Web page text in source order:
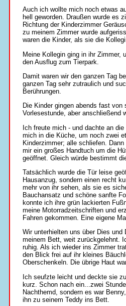
Auch ich wollte mich noch etwas
hell geworden. Draußen wurde es
Richtung der Kinderzimmer
zu meinem Zimmer wurde
waren die Kinder, als sie die
Meine Kollegin ging in ihr Zimmer,
den Ausflug zum Tierpark.
Damit waren wir den ganzen Tag
ganzen Tag sehr zutraulich und
Berührungen.
Die Kinder gingen abends fast
Vorlesestunde, aber anschließend
Ich freute mich - und dachte an
mich in die Küche, um noch zwei
Kinderzimmer; alle schliefen.
mir ein großes Handtuch um die
geöffnet. Gleich würde bestimmt
Tatsächlich wurde die Tür leise
Hausanzug, sondern einen recht
mehr von ihr sehen, als sie es
Bauchansatz und schöne sanfte
konnte ich ihre grün lackierten
meine Motorradzeitschriften und
Fahren gekommen. Eine eigene
Wir unterhielten uns über Dies
meinem Bett, weit zurückgelehnt.
ruhig. Als ich wieder ins Zimmer
den Blick frei auf ihr kleines
Oberschenkeln. Die übrige Haut
Ich seufzte leicht und deckte sie
kurz. Schon nach ein...zwei
Nachthemd, sondern es war
ihn zu seinem Teddy ins Bett.